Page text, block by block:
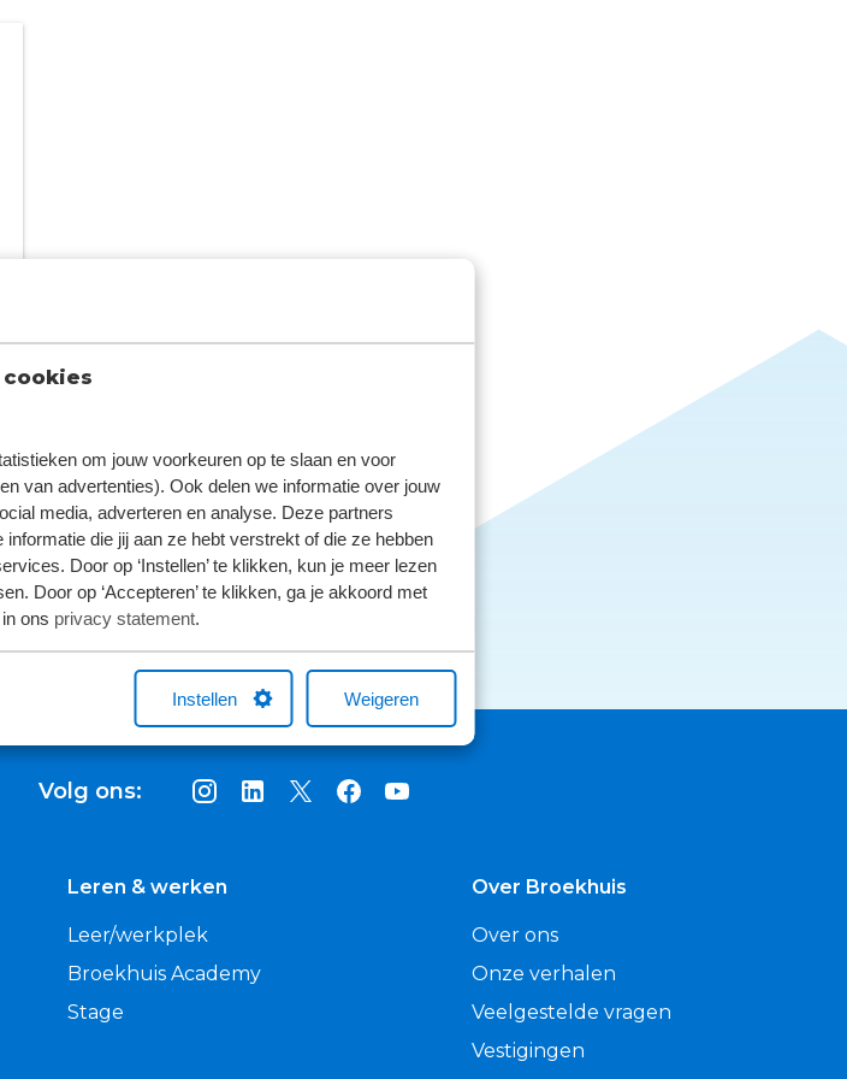
om jouw voorkeuren op te slaan en voor
van advertenties). Ook delen we informatie over jouw
media, adverteren en analyse. Deze partners
die jij aan ze hebt verstrekt of die ze hebben
Door op ‘Instellen’ te klikken, kun je meer lezen
Door op ‘Accepteren’ te klikken, ga je akkoord met
ons privacy statement.
Instellen Weigeren
Volg ons:
Leren & werken
Leer/werkplek
Broekhuis Academy
Stage
Over Broekhuis
Over ons
Onze verhalen
Veelgestelde vragen
Vestigingen